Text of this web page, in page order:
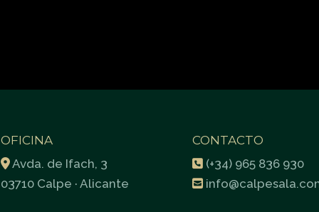
OFICINA
Avda. de Ifach, 3
03710 Calpe · Alicante
CONTACTO
(+34) 965 836 930